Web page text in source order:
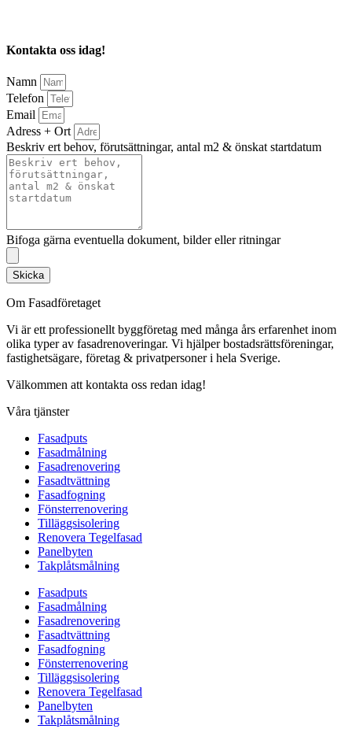
Kontakta oss idag!
Namn
Telefon
Email
Adress + Ort
Beskriv ert behov, förutsättningar, antal m2 & önskat startdatum
Bifoga gärna eventuella dokument, bilder eller ritningar
Skicka
Om Fasadföretaget
Vi är ett professionellt byggföretag med många års erfarenhet inom
olika typer av fasadrenoveringar. Vi hjälper bostadsrättsföreningar,
fastighetsägare, företag & privatpersoner i hela Sverige.
Välkommen att kontakta oss redan idag!
Våra tjänster
Fasadputs
Fasadmålning
Fasadrenovering
Fasadtvättning
Fasadfogning
Fönsterrenovering
Tilläggsisolering
Renovera Tegelfasad
Panelbyten
Takplåtsmålning
Fasadputs
Fasadmålning
Fasadrenovering
Fasadtvättning
Fasadfogning
Fönsterrenovering
Tilläggsisolering
Renovera Tegelfasad
Panelbyten
Takplåtsmålning